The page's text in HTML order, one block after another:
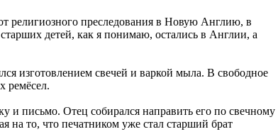
преследования в Новую Англию, в
детей, как я понимаю, остались в Англии, а
изготовлением свечей и варкой мыла. В свободное
ремёсел.
и письмо. Отец собирался направить его по свечному
на то, что печатником уже стал старший брат